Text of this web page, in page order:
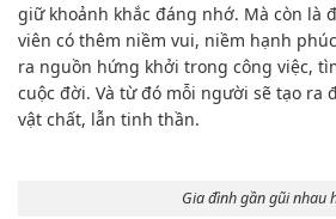
giữ khoảnh khắc đáng nhớ. Mà còn là
viên có thêm niềm vui, niềm hạnh
ra nguồn hứng khởi trong công việc,
cuộc đời. Và từ đó mỗi người sẽ tạo ra
vật chất, lẫn tinh thần.
Gia đình gần gũi nhau